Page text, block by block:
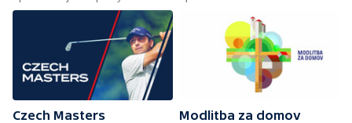
Czech Masters
Modlitba za domov